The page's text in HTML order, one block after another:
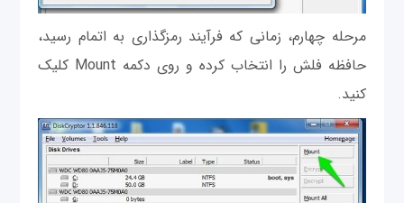
مرحله چهارم، زمانی که فرآیند رمزگذاری به اتمام رسید،
حافظه فلش را انتخاب کرده و روی دکمه Mount کلیک
کنید.